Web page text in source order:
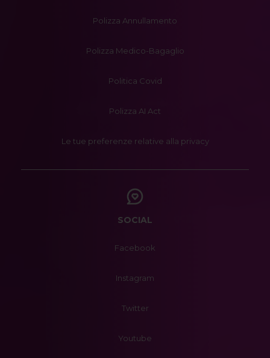
Polizza Annullamento
Polizza Medico-Bagaglio
Politica Covid
Polizza AI Act
Le tue preferenze relative alla privacy
SOCIAL
Facebook
Instagram
Twitter
Youtube